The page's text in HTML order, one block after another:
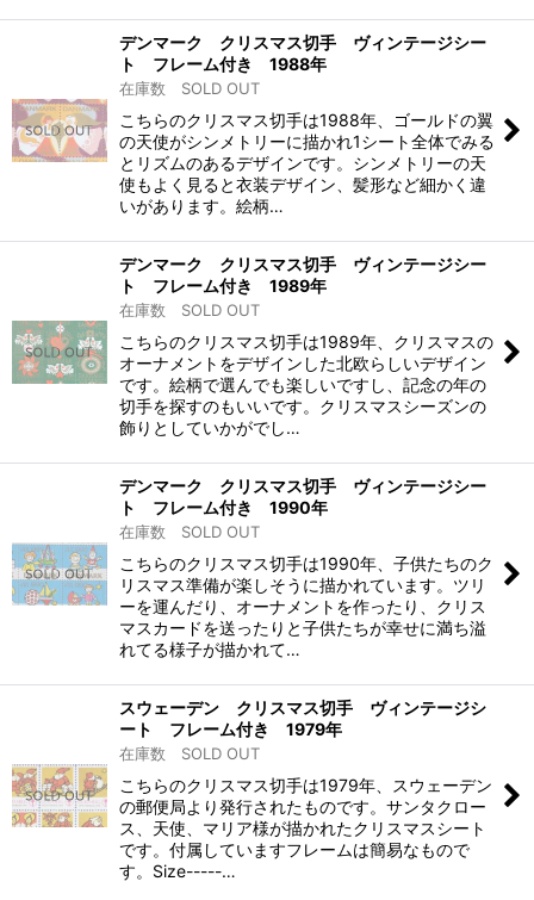
デンマーク クリスマス切手 ヴィンテージシー
ト フレーム付き 1988年
在庫数 SOLD OUT
こちらのクリスマス切手は1988年、ゴールドの翼
の天使がシンメトリーに描かれ1シート全体でみる
とリズムのあるデザインです。シンメトリーの天
使もよく見ると衣装デザイン、髪形など細かく違
いがあります。絵柄…
デンマーク クリスマス切手 ヴィンテージシー
ト フレーム付き 1989年
在庫数 SOLD OUT
こちらのクリスマス切手は1989年、クリスマスの
オーナメントをデザインした北欧らしいデザイン
です。絵柄で選んでも楽しいですし、記念の年の
切手を探すのもいいです。クリスマスシーズンの
飾りとしていかがでし…
デンマーク クリスマス切手 ヴィンテージシー
ト フレーム付き 1990年
在庫数 SOLD OUT
こちらのクリスマス切手は1990年、子供たちのク
リスマス準備が楽しそうに描かれています。ツリ
ーを運んだり、オーナメントを作ったり、クリス
マスカードを送ったりと子供たちが幸せに満ち溢
れてる様子が描かれて…
スウェーデン クリスマス切手 ヴィンテージシ
ート フレーム付き 1979年
在庫数 SOLD OUT
こちらのクリスマス切手は1979年、スウェーデン
の郵便局より発行されたものです。サンタクロー
ス、天使、マリア様が描かれたクリスマスシート
です。付属していますフレームは簡易なもので
す。Size-----…